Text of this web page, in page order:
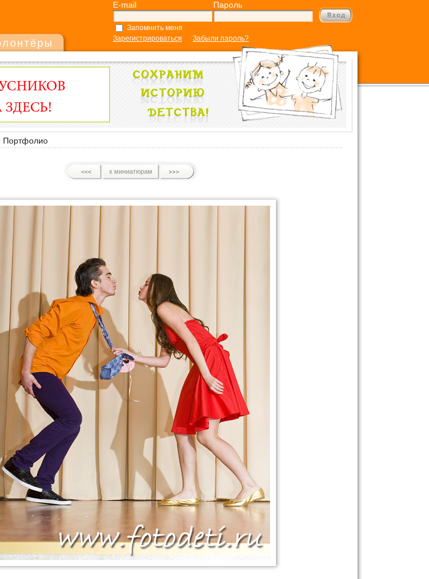
E-mail Пароль
Запомнить меня
Зарегистрироваться
Забыли пароль?
Портфолио
к миниатюрам